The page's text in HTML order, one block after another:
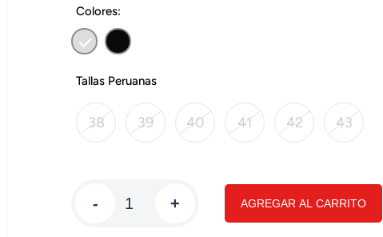
Colores:
Tallas Peruanas
38 39 40 41 42 43
- + AGREGAR AL CARRITO